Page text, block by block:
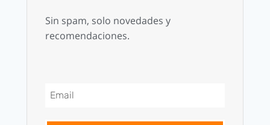
Sin spam, solo novedades y
recomendaciones.